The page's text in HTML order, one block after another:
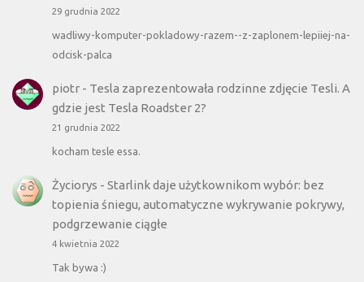
29 grudnia 2022
wadliwy-komputer-pokladowy-razem--z-zaplonem-lepiiej-na-
odcisk-palca
piotr- Tesla zaprezentowała rodzinne zdjęcie Tesli. A
gdzie jest Tesla Roadster 2?
21 grudnia 2022
kocham tesle essa.
Życiorys - Starlink daje użytkownikom wybór: bez
topienia śniegu, automatyczne wykrywanie pokrywy,
podgrzewanie ciągłe
4 kwietnia 2022
Tak bywa :)